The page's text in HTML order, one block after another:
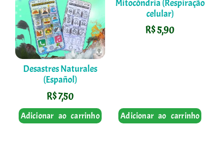
Desastres Naturales
(Español)
R$7,50
Adicionar ao carrinho
Mitocôndria (Respiração
celular)
R$5,90
Adicionar ao carrinho